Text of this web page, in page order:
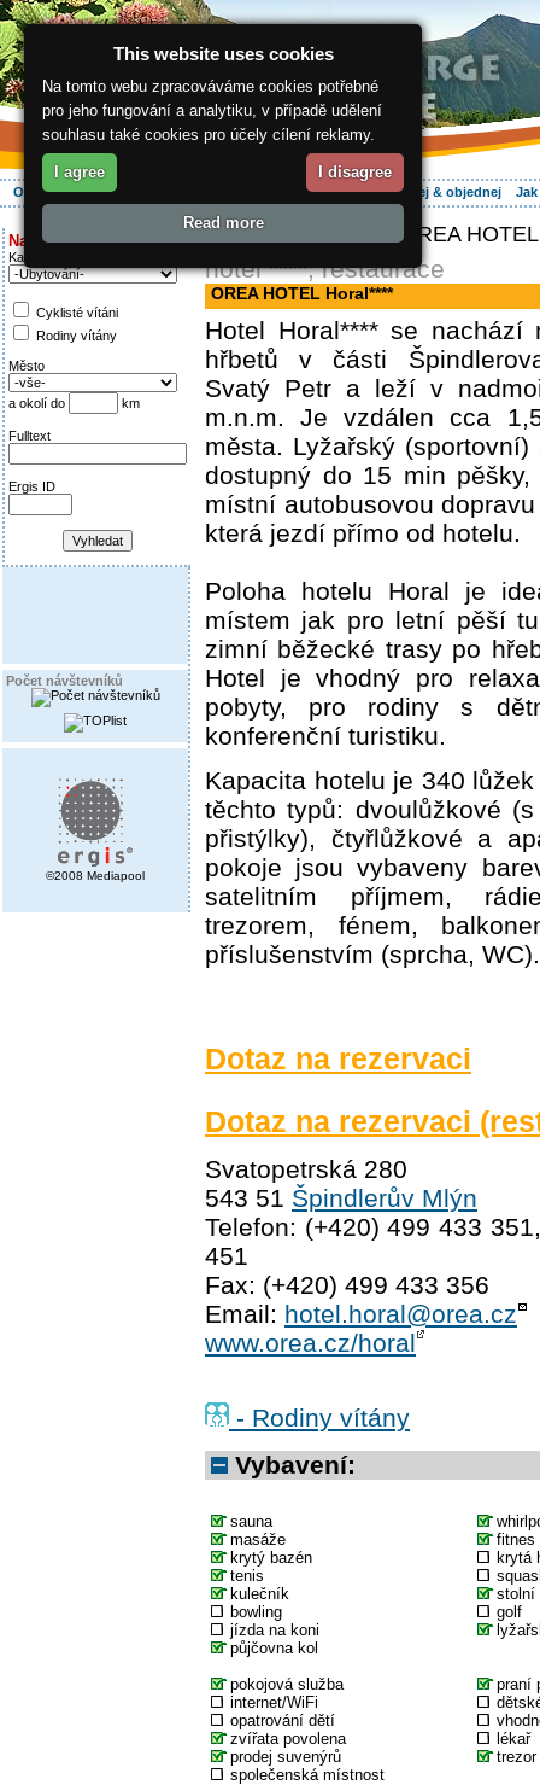
O regionu Aktivně Ubytování Hledej & objednej
Najděte si:
Kategorie
Cyklisté vítáni
Rodiny vítány
Město
a okolí do km
Fulltext
Ergis ID
Počet návštevníků
©2008 Mediapool
ergis.cz > OREA
hotel ****, restaurace
OREA HOTEL Horal****
Hotel Horal**** se nachází
hřbetů v části
Svatý Petr a leží v
m.n.m. Je vzdálen cca
města. Lyžařský (sportovní)
dostupný do 15 min
místní autobusovou
která jezdí přímo od hotelu.
Poloha hotelu Horal je
místem jak pro letní pěší
zimní běžecké trasy po
Hotel je vhodný pro
pobyty, pro rodiny s
konferenční turistiku.
Kapacita hotelu je 340
těchto typů: dvoulůžkové
přistýlky), čtyřlůžkové a
pokoje jsou vybaveny
satelitním příjmem,
trezorem, fénem,
příslušenstvím (sprcha, WC).
Dotaz na rezervaci
Dotaz na rezervaci
Svatopetrská 280
543 51 Špindlerův Mlýn
Telefon: (+420) 499 433
451
Fax: (+420) 499 433 356
Email: hotel.horal@orea.cz
www.orea.cz/horal
- Rodiny vítány
Vybavení:
sauna
masáže
fitnes
krytý bazén
krytá
tenis
kulečník
stolní
bowling
golf
jízda na koni
půjčovna kol
pokojová služba
praní
internet/WiFi
opatrování dětí
zvířata povolena
lékař
prodej suvenýrů
trezor
společenská místnost
This website uses cookies
Na tomto webu zpracováváme cookies potřebné
pro jeho fungování a analytiku, v případě udělení
souhlasu také cookies pro účely cílení reklamy.
I agree I disagree
Read more